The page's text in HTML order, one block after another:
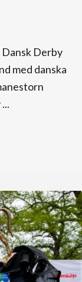
Dansk Derby
med danska